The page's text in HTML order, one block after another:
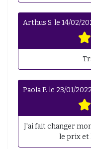
Arthus S. le 14/02/
Paola P. le 23/01/2022
J'ai fait changer
le prix et